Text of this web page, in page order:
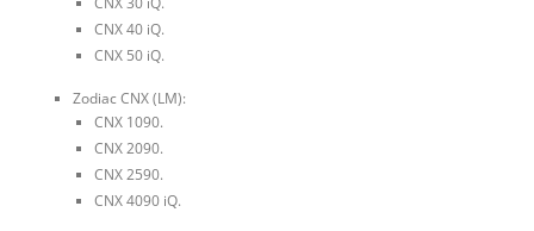
CNX 40 iQ.
CNX 50 iQ.
Zodiac CNX (LM):
CNX 1090.
CNX 2090.
CNX 2590.
CNX 4090 iQ.